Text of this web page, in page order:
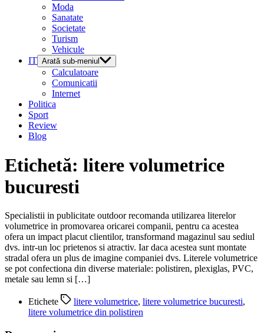
Moda
Sanatate
Societate
Turism
Vehicule
IT Arată sub-meniul
Calculatoare
Comunicatii
Internet
Politica
Sport
Review
Blog
Etichetă: litere volumetrice
bucuresti
Specialistii in publicitate outdoor recomanda utilizarea literelor
volumetrice in promovarea oricarei companii, pentru ca acestea
ofera un impact placut clientilor, transformand magazinul sau sediul
dvs. intr-un loc prietenos si atractiv. Iar daca acestea sunt montate
stradal ofera un plus de imagine companiei dvs. Literele volumetrice
se pot confectiona din diverse materiale: polistiren, plexiglas, PVC,
metale sau lemn si […]
Etichete litere volumetrice, litere volumetrice bucuresti,
litere volumetrice din polistiren